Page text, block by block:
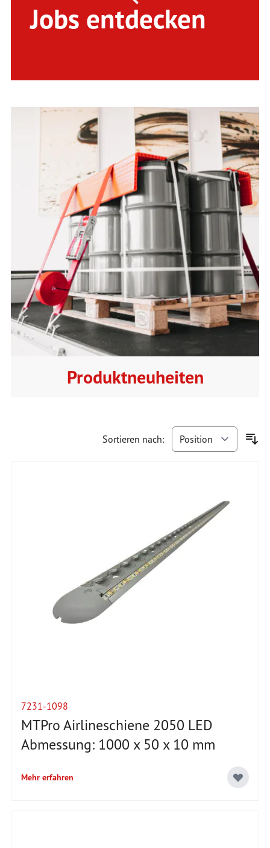
Jobs entdecken
Produktneuheiten
Sortieren nach:
7231-1098
MTPro Airlineschiene 2050 LED
Abmessung: 1000 x 50 x 10 mm
Mehr erfahren